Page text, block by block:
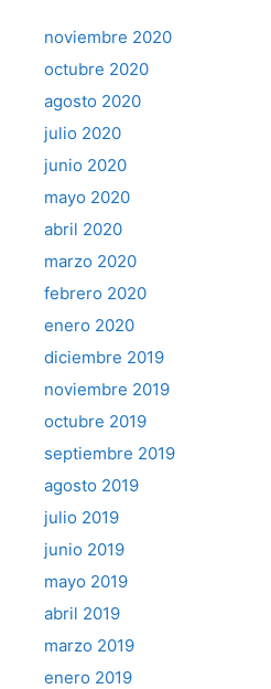
noviembre 2020
octubre 2020
agosto 2020
julio 2020
junio 2020
mayo 2020
abril 2020
marzo 2020
febrero 2020
enero 2020
diciembre 2019
noviembre 2019
octubre 2019
septiembre 2019
agosto 2019
julio 2019
junio 2019
mayo 2019
abril 2019
marzo 2019
enero 2019